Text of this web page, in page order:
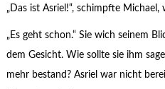
„Das ist Asriel!“, schimpfte
„Es geht schon.“ Sie wich seinem
dem Gesicht. Wie sollte sie ihm
mehr bestand? Asriel war nicht